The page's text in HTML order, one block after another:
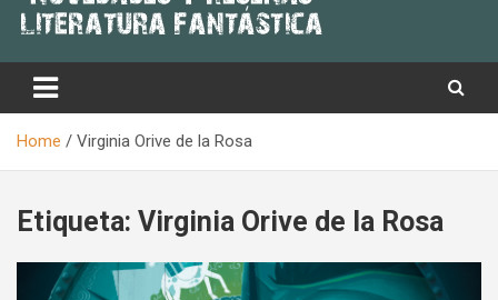
Home Virginia Orive de la Rosa
Etiqueta: Virginia Orive de la Rosa